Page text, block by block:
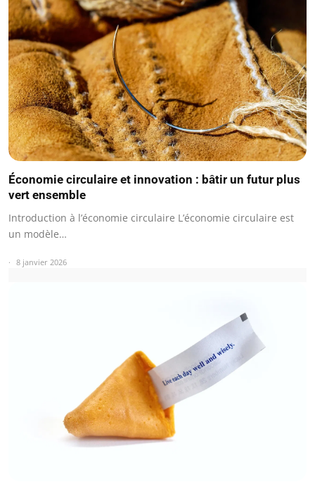
Économie circulaire et innovation : bâtir un futur plus
vert ensemble
Introduction à l’économie circulaire L’économie circulaire est
un modèle…
8 janvier 2026